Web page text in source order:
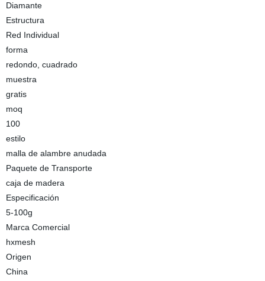
Diamante
Estructura
Red Individual
forma
redondo, cuadrado
muestra
gratis
moq
100
estilo
malla de alambre anudada
Paquete de Transporte
caja de madera
Especificación
5-100g
Marca Comercial
hxmesh
Origen
China